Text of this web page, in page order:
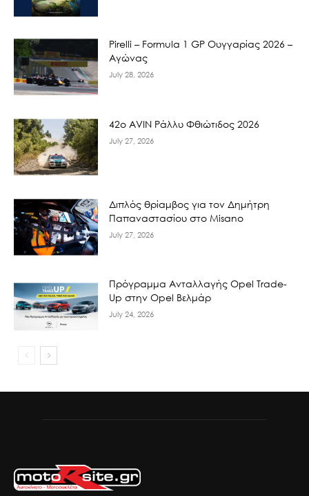
Pirelli – Formula 1 GP Ουγγαρίας 2026 –
Αγώνας
July 28, 2026
42ο AVIN Ράλλυ Φθιώτιδος 2026
July 27, 2026
Διπλός θρίαμβος για τον Δημήτρη
Παπαναστασίου στο Misano
July 27, 2026
Πρόγραμμα Ανταλλαγής Opel Trade-
Up στην Opel Βελμάρ
July 24, 2026